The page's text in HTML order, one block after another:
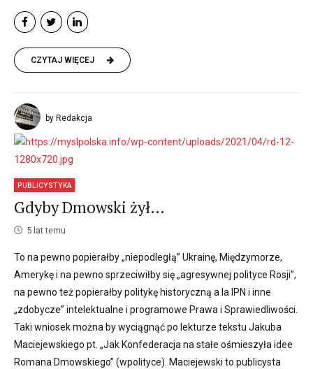
CZYTAJ WIĘCEJ
by Redakcja
PUBLICYSTYKA
Gdyby Dmowski żył…
5 lat temu
To na pewno popierałby „niepodległą” Ukrainę, Międzymorze,
Amerykę i na pewno sprzeciwiłby się „agresywnej polityce Rosji”,
na pewno też popierałby politykę historyczną a la IPN i inne
„zdobycze” intelektualne i programowe Prawa i Sprawiedliwości.
Taki wniosek można by wyciągnąć po lekturze tekstu Jakuba
Maciejewskiego pt. „Jak Konfederacja na stałe ośmieszyła idee
Romana Dmowskiego” (wpolityce). Maciejewski to publicysta